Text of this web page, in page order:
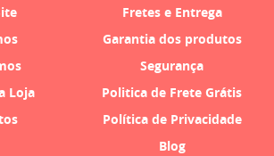
Loja
Fretes e Entrega
Garantia dos produtos
Segurança
Politica de Frete Grátis
Política de Privacidade
Blog